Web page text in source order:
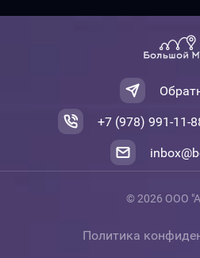
+7 (978) 991-11-
© 2026 ООО
Политика